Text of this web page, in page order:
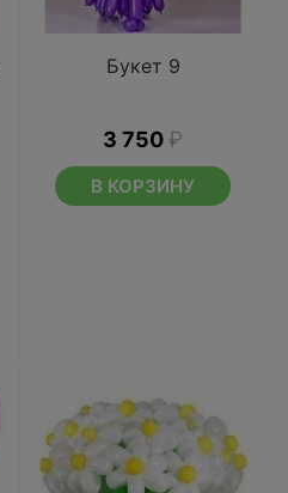
Букет 9
3 750 ₽
В КОРЗИНУ